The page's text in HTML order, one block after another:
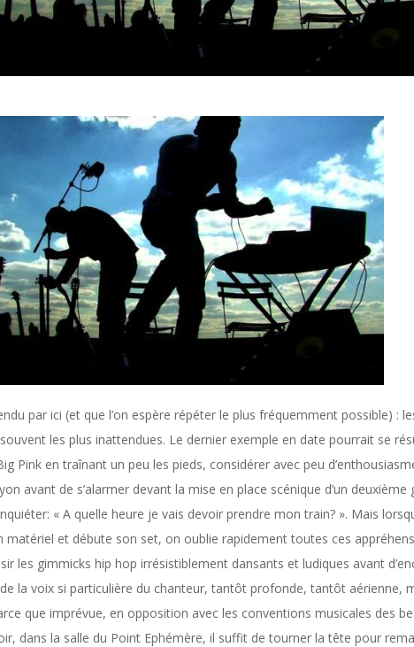
par ici (et que l’on espère répéter le plus fréquemment possible) :
les plus inattendues. Le dernier exemple en date pourrait se
Pink en traînant un peu les pieds, considérer avec peu
avant de s’alarmer devant la mise en place scénique d’un
« A quelle heure je vais devoir prendre mon train? ». Mais
matériel et débute son set, on oublie rapidement toutes ces
les gimmicks hip hop irrésistiblement dansants et ludiques avant
la voix si particulière du chanteur, tantôt profonde, tantôt aérienne,
que imprévue, en opposition avec les conventions musicales des
dans la salle du Point Ephémère, il suffit de tourner la tête pour